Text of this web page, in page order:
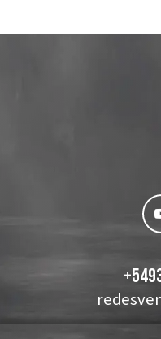
+